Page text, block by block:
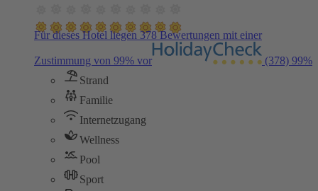
Für dieses Hotel liegen 378 Bewertungen mit einer
Zustimmung von 99% vor (378) 99%
Strand
Familie
Internetzugang
Wellness
Pool
Sport